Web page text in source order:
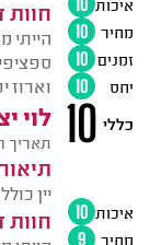
הייתי
וארוז
מחיר
10
זמנים 10
יחס
10
לוי
תאריך
יין
10 כללי
איכות 10
מחיר
9